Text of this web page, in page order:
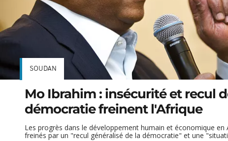
SOUDAN
Mo Ibrahim : insécurité et recul
démocratie freinent l'Afrique
Les progrès dans le développement humain et économique en
freinés par un "recul généralisé de la démocratie" et une